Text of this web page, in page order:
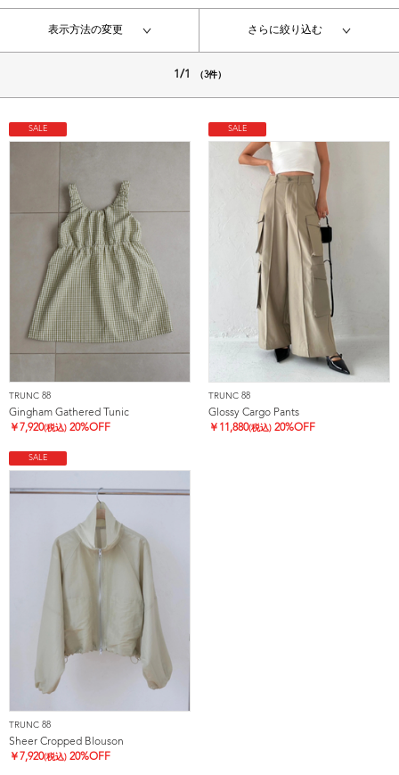
表示方法の変更 さらに絞り込む
1/1 （3件）
SALE
TRUNC 88
Gingham Gathered Tunic
￥ 7,920(税込) 20%OFF
SALE
TRUNC 88
Glossy Cargo Pants
￥ 11,880(税込) 20%OFF
SALE
TRUNC 88
Sheer Cropped Blouson
￥ 7,920(税込) 20%OFF